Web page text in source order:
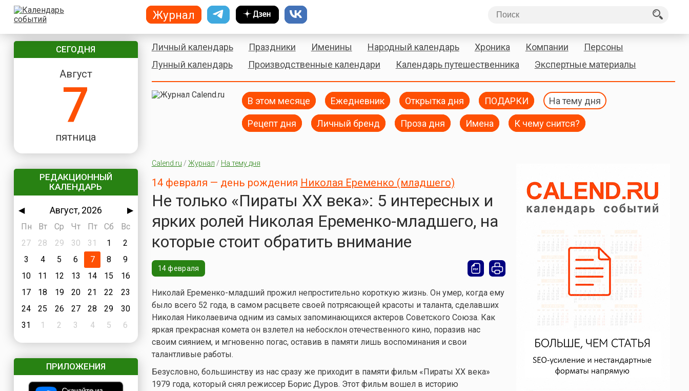
СЕГОДНЯ
Август
7
пятница
РЕДАКЦИОННЫЙ
КАЛЕНДАРЬ
◀ Август, 2026
▶
Пн
Вт Ср Чт Пт Сб
Вс
27
28 29 30 31 1
2
3
4 5 6 7 8
9
10
11 12 13 14 15
16
17
18 19 20 21 22
23
24
25 26 27 28 29
30
31
1 2 3 4 5 6
ПРИЛОЖЕНИЯ
Личный календарь Праздники Именины Народный календарь Хроника Компании
Персоны
Лунный календарь
Производственные календари Календарь путешественника Экспертные материалы
В этом месяце Ежедневник Открытка дня ПОДАРКИ На тему дня
Рецепт дня Личный бренд Проза дня Имена К чему снится?
Calend.ru / Журнал / На тему дня
14 февраля — день рождения Николая Еременко (младшего)
Не только «Пираты ХХ века»: 5 интересных и
ярких ролей Николая Еременко-младшего, на
которые стоит обратить внимание
14 февраля
Николай Еременко-младший прожил непростительно короткую жизнь. Он умер, когда ему
было всего 52 года, в самом расцвете своей потрясающей красоты и таланта, сделавших
Николая Николаевича одним из самых запоминающихся актеров Советского Союза. Как
яркая прекрасная комета он взлетел на небосклон отечественного кино, поразив нас
своим сиянием, и мгновенно погас, оставив в памяти лишь воспоминания и свои
талантливые работы.
Безусловно, большинству из нас сразу же приходит в памяти фильм «Пираты XX века»
1979 года, который снял режиссер Борис Дуров. Этот фильм вошел в историю
Журнал